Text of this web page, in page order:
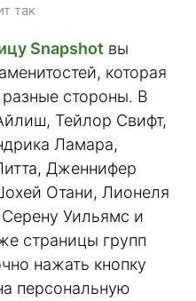
так
Snapshot вы
которая
стороны. В
Тейлор Свифт,
Ламара,
Дженнифер
Отани, Лионеля
Уильямс и
страницы групп
нажать кнопку
персональную